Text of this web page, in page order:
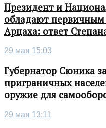
Президент и
обладают
Арцаха: ответ
29 мая 15:03
Губернатор Сюника
приграничных
оружие для
29 мая 13:11